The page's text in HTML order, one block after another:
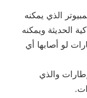
الذي يمكنه
الحديثة ويمكنه
لو أصابها أي
والذي